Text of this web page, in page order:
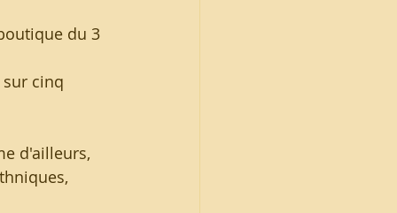
du 3
cinq
d'ailleurs,